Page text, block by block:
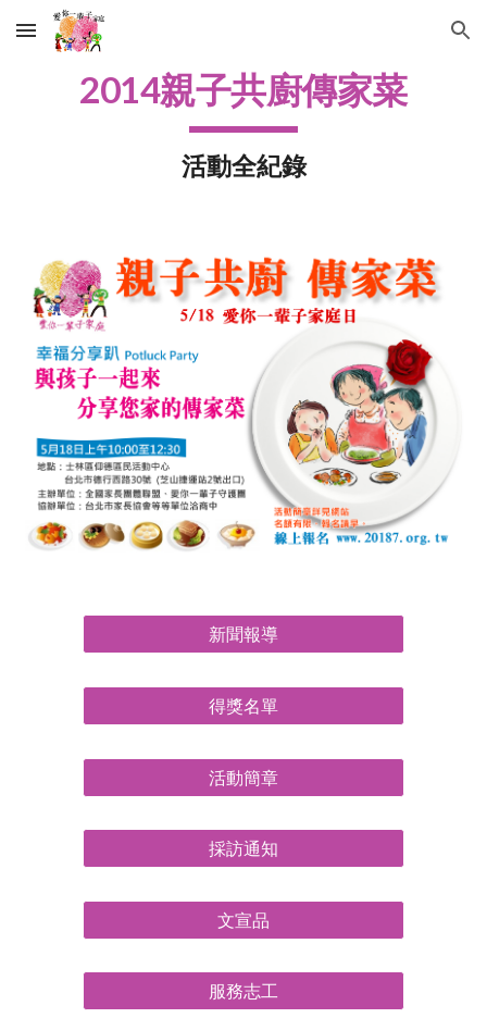
Skip to main content Skip to navigation
2014親子共廚傳家菜
活動全紀錄
新聞報導
得獎名單
活動簡章
採訪通知
文宣品
服務志工